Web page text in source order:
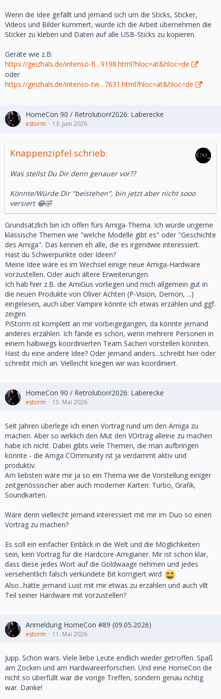
Wenn die Idee gefällt und jemand sich um die Sticks, Sticker,
Videos und Bilder kümmert, würde ich die Arbeit übernehmen die
Sticker zu kleben und Daten auf alle USB-Sticks zu kopieren.
Geräte wie z.B:
https://geizhals.de/intenso-fl…9198.html?hloc=at&hloc=de
oder
https://geizhals.de/intenso-tw…7631.html?hloc=at&hloc=de
HomeCon 90 / Retrolution!2026: Laberecke
estorm 13. Juni 2026
Knappenzipfel schrieb:
Was stellst Du Dir denn genauer vor??
Könnte/Würde Dir "beistehen", bin jetzt aber nicht sooo
versiert 😂🤣
Grundsätzlich bin ich offen fürs Amiga-Thema. Ich würde ungerne
klassische Themen wie "welche Modelle gibt es" oder "Geschichte
des Amiga". Das kennen eh alle, die es irgendwie interessiert.
Hast du Schwerpunkte oder Ideen?
Meine Idee wäre es im Wechsel einige neue Amiga-Hardware
vorzustellen. Oder auch ältere Erweiterungen.
Ich hab hier z.B. die AmiGus vorliegen und mich allgemein gut in
die neuen Produkte von Oliver Achten (P-Vision, Demon, ...)
eingelesen, auch über Vampire könnte ich etwas erzählen und ggf.
zeigen.
PiStorm ist komplett an mir vorbeigegangen, da könnte jemand
anderes erzählen. Ich fände es schön, wenn mehrere Personen in
einem halbwegs koordinierten Team Sachen vorstellen könnten.
Hast du eine andere Idee? Oder jemand anders...schreibt hier oder
schreibt mich an. Vielleicht kriegen wir was koordiniert.
HomeCon 90 / Retrolution!2026: Laberecke
estorm 15. Mai 2026
Seit Jahren überlege ich einen Vortrag rund um den Amiga zu
machen. Aber so wirklich den Mut den VOrtrag alleine zu machen
habe ich nicht. Dabei gibts viele Themen, die man aufbringen
könnte - die Amga COmmunity ist ja verdammt aktiv und
produktiv.
Am liebsten wäre mir ja so ein Thema wie die Vorstellung einiger
zeitgenössischer aber auch moderner Karten: Turbo, Grafik,
Soundkarten.
Wäre denn vielleicht jemand interessiert mit mir im Duo so einen
Vortrag zu machen?
Es soll ein einfacher Einblick in die Welt und die Möglichkeiten
sein, kein Vortrag für die Hardcore-Amigianer. Mir ist schon klar,
dass diese jedes Wort auf die Goldwaage nehmen und jedes
versehentlich falsch verkündete Bit korrigiert wird
Also...hätte jemand Lust mit mir etwas zu erzählen und auch vllt
Teil seiner Hardware mit vorzustellen?
Anmeldung HomeCon #89 (09.05.2026)
estorm 11. Mai 2026
Jupp. Schön wars. Viele liebe Leute endlich wieder getroffen. Spaß
am Zocken und am Hardwareerforschen. Und eine HomeCon die
nicht so überfüllt war die vorige Treffen, sondern genau richtig
war. Danke!